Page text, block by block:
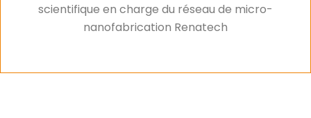
scientifique en charge du réseau de micro-
nanofabrication Renatech